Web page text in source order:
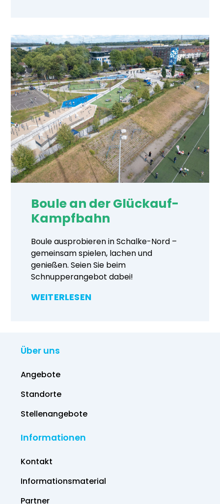
Boule an der Glückauf-
Kampfbahn
Boule ausprobieren in Schalke-Nord –
gemeinsam spielen, lachen und
genießen. Seien Sie beim
Schnupperangebot dabei!
WEITERLESEN
Über uns
Angebote
Standorte
Stellenangebote
Informationen
Kontakt
Informations­material
Partner